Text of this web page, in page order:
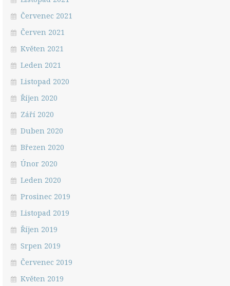
Červenec 2021
Červen 2021
Květen 2021
Leden 2021
Listopad 2020
Říjen 2020
Září 2020
Duben 2020
Březen 2020
Únor 2020
Leden 2020
Prosinec 2019
Listopad 2019
Říjen 2019
Srpen 2019
Červenec 2019
Květen 2019